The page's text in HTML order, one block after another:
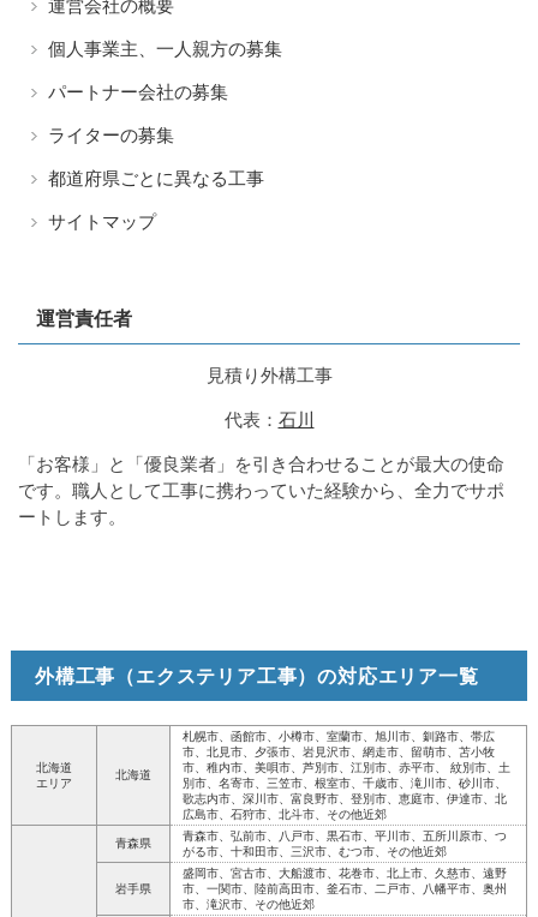
運営会社の概要
個人事業主、一人親方の募集
パートナー会社の募集
ライターの募集
都道府県ごとに異なる工事
サイトマップ
運営責任者
見積り外構工事
代表： 石川
「お客様」と「優良業者」を引き合わせることが最大の使命
です。職人として工事に携わっていた経験から、全力でサポ
ートします。
外構工事（エクステリア工事）の対応エリア一覧
北海道
エリア
北海道
札幌市、函館市、小樽市、室蘭市、旭川市、釧路市、帯広
市、北見市、夕張市、岩見沢市、網走市、留萌市、苫小牧
市、稚内市、美唄市、芦別市、江別市、赤平市、 紋別市、土
別市、名寄市、三笠市、根室市、千歳市、滝川市、砂川市、
歌志内市、深川市、富良野市、登別市、恵庭市、伊達市、北
広島市、石狩市、北斗市、その他近郊
青森県
青森市、弘前市、八戸市、黒石市、平川市、五所川原市、つ
がる市、十和田市、三沢市、むつ市、その他近郊
岩手県
盛岡市、宮古市、大船渡市、花巻市、北上市、久慈市、遠野
市、一関市、陸前高田市、釜石市、二戸市、八幡平市、奥州
市、滝沢市、その他近郊